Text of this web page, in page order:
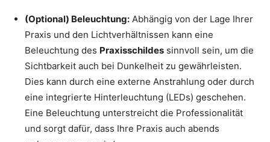
(Optional) Beleuchtung: Abhängig von der Lage Ihrer
Praxis und den Lichtverhältnissen kann eine
Beleuchtung des Praxisschildes sinnvoll sein, um die
Sichtbarkeit auch bei Dunkelheit zu gewährleisten.
Dies kann durch eine externe Anstrahlung oder durch
eine integrierte Hinterleuchtung (LEDs) geschehen.
Eine Beleuchtung unterstreicht die Professionalität
und sorgt dafür, dass Ihre Praxis auch abends